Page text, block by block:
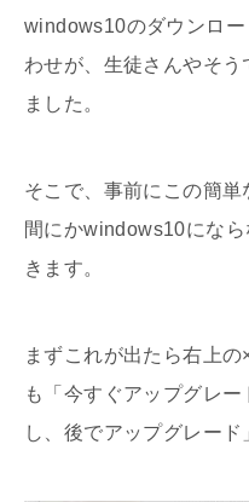
windows10のダウンロ
わせが、生徒さんやそ
ました。
そこで、事前にこの簡
間にかwindows10にな
きます。
まずこれが出たら右上
も「今すぐアップグレ
し、後でアップグレード